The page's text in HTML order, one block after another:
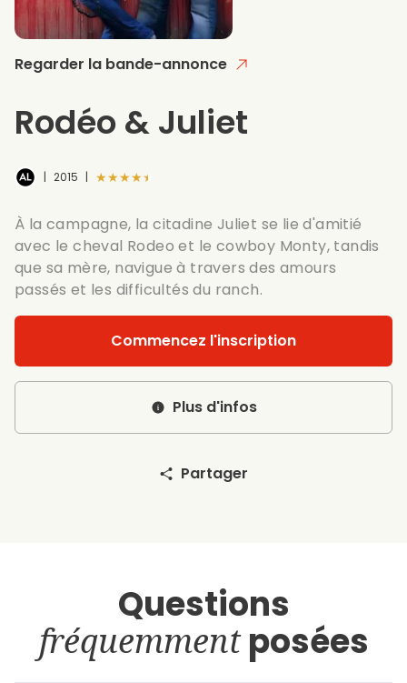
Regarder la bande-annonce
Rodéo & Juliet
| 2015 | ★★★★★
À la campagne, la citadine Juliet se lie d'amitié
avec le cheval Rodeo et le cowboy Monty, tandis
que sa mère, navigue à travers des amours
passés et les difficultés du ranch.
Commencez l'inscription
Plus d'infos
Partager
Questions
fréquemmentposées